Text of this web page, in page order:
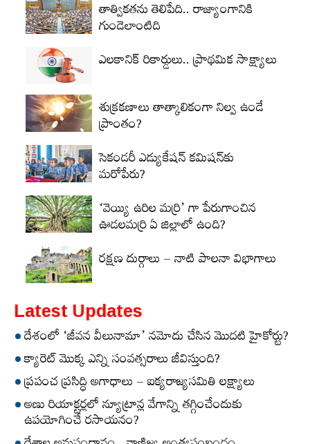
తాత్వికతను తెలిపేది.. రాజ్యాంగానికి
గుండెలాంటిది
ఎలకానిక్‌ రికార్డులు.. ప్రాథమిక సాక్ష్యాలు
శుక్రకణాలు తాత్కాలికంగా నిల్వ ఉండే
ప్రాంతం?
సెకండరీ ఎడ్యుకేషన్‌ కమిషన్‌కు
మరోపేరు?
‘వెయ్యి ఉరిల మర్రి’ గా పేరుగాంచిన
ఊడలమర్రి ఏ జిల్లాలో ఉంది?
రక్షణ దుర్గాలు – నాటి పాలనా విభాగాలు
Latest Updates
దేశంలో ‘జీవన వీలునామా’ నమోదు చేసిన మొదటి హైకోర్టు?
క్యారెట్‌ మొక్క ఎన్ని సంవత్సరాలు జీవిస్తుంది?
ప్రపంచ ప్రసిద్ధి అగాధాలు – ఐక్యరాజ్యసమితి లక్ష్యాలు
అణు రియాక్టర్లలో న్యూట్రాన్ల వేగాన్ని తగ్గించేందుకు
ఉపయోగించే రసాయనం?